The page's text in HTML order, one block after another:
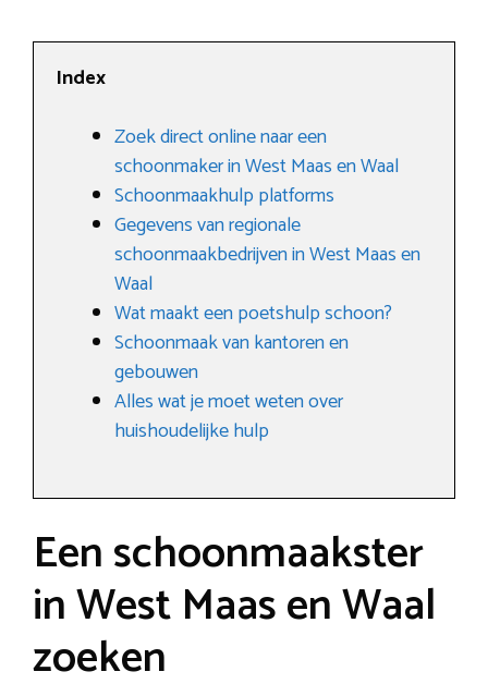
Index
Zoek direct online naar een
schoonmaker in West Maas en Waal
Schoonmaakhulp platforms
Gegevens van regionale
schoonmaakbedrijven in West Maas en
Waal
Wat maakt een poetshulp schoon?
Schoonmaak van kantoren en
gebouwen
Alles wat je moet weten over
huishoudelijke hulp
Een schoonmaakster
in West Maas en Waal
zoeken